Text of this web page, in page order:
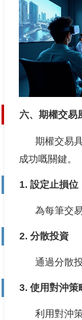
六、期權交
期權交易
成功嘅關鍵。
1. 設定止損位
為每筆交
2. 分散投資
通過分散
3. 使用對沖策
利用對沖